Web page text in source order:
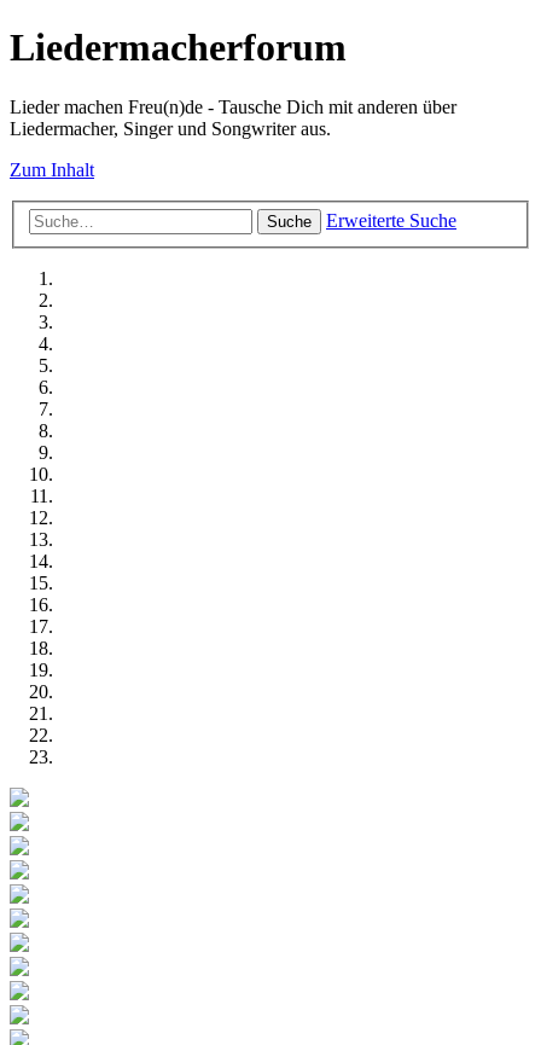
Liedermacherforum
Lieder machen Freu(n)de - Tausche Dich mit anderen über
Liedermacher, Singer und Songwriter aus.
Zum Inhalt
Suche Erweiterte Suche